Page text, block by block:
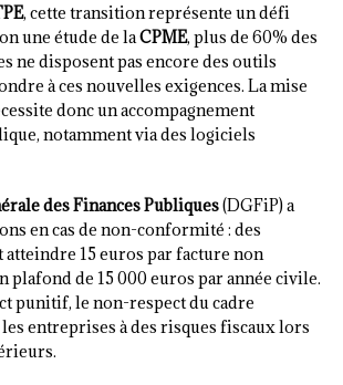
, cette transition représente un défi
une étude de laCPME, plus de 60% des
ne disposent pas encore des outils
à ces nouvelles exigences. La mise
donc un accompagnement
notamment via des logiciels
des Finances Publiques(DGFiP) a
en cas de non-conformité : des
atteindre 15 euros par facture non
plafond de 15 000 euros par année civile.
punitif, le non-respect du cadre
entreprises à des risques fiscaux lors